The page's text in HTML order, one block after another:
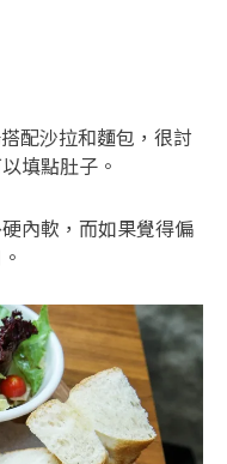
配沙拉和麵包，很討
填點肚子。
內軟，而如果覺得偏